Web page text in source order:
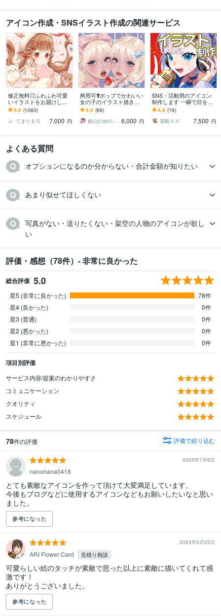
アイコン作成・SNSイラスト作成の関連サービス
修正無料◎ふわふわ可愛
いイラストをお届けしま
す X、YouTube、グッズな
ど様々な用途で使用可能
です◎
5.0 (1083)
てまりまろ
7,000 円
商用可❣️ポップでかわいい
女の子のイラスト描きま
す 配信背景／アイコン／
ヘッダー／一枚絵／グッ
ズ／プレゼントにも
5.0 (66)
姫山ひめのすけ
6,000 円
SNS・活動用のアイコン
制作します 一瞬で目を惹
く、映えるカッコ可愛い
ビジュアル
4.9 (19)
湯船スズ
7,500 円
よくある質問
オプションになるのか分からない・合計金額が知りたい
あまり似せてほしくない
写真がない・送りたくない・架空の人物のアイコンが欲し
い
評価・感想（78件）- 非常に良かった
総合評価 5.0
星5 (非常に良かった)
78件
星4 (良かった)
0件
星3 (普通)
0件
星2 (悪かった)
0件
星1 (非常に悪かった)
0件
項目別評価
サービス内容/提案のわかりやすさ
コミュニケーション
クオリティ
スケジュール
78件の評価 評価で絞り込む
2023年7月6日
nanohana0418
とても素敵なアイコンを作って頂けて大変満足しています。
今後もブログなどに使用するアイコンなどもお願いしたいなと思い
ました。
参考になった
2023年3月25日
ARI Flower Card 見積り相談
可愛らしい絵のタッチが素敵で思った以上に素敵に描いてくれて感
激です！
ありがとうございました。
参考になった